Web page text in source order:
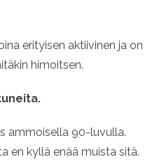
erityisen aktiivinen ja on
himoitsen.
ammoisella 90-luvulla.
en kyllä enää muista sitä.